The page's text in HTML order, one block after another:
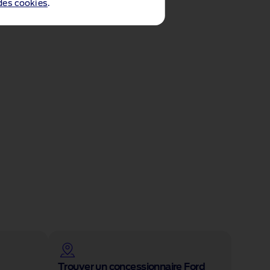
cookies.
Trouver un concessionnaire Ford